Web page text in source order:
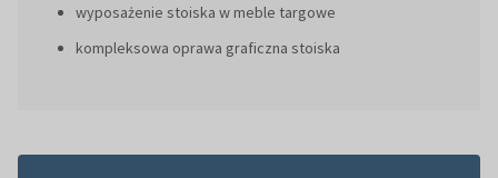
wyposażenie stoiska w meble targowe
kompleksowa oprawa graficzna stoiska